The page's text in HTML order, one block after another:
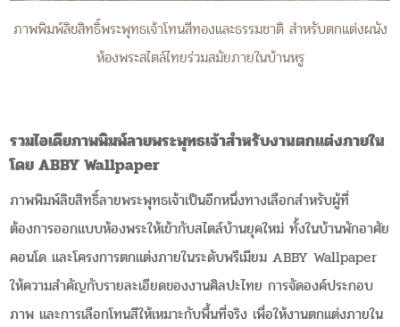
ภาพพิมพ์ลิขสิทธิ์พระพุทธเจ้าโทนสีทองและธรรมชาติ สำหรับตกแต่งผนัง
ห้องพระสไตล์ไทยร่วมสมัยภายในบ้านหรู
รวมไอเดียภาพพิมพ์ลายพระพุทธเจ้าสำหรับงานตกแต่งภายใน
โดย ABBY Wallpaper
ภาพพิมพ์ลิขสิทธิ์ลายพระพุทธเจ้าเป็นอีกหนึ่งทางเลือกสำหรับผู้ที่
ต้องการออกแบบห้องพระให้เข้ากับสไตล์บ้านยุคใหม่ ทั้งในบ้านพักอาศัย
คอนโด และโครงการตกแต่งภายในระดับพรีเมียม ABBY Wallpaper
ให้ความสำคัญกับรายละเอียดของงานศิลปะไทย การจัดองค์ประกอบ
ภาพ และการเลือกโทนสีให้เหมาะกับพื้นที่จริง เพื่อให้งานตกแต่งภายใน